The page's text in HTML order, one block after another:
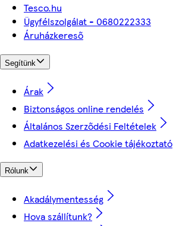
Tesco.hu
Ügyfélszolgálat - 0680222333
Áruházkereső
Segítünk
Árak
Biztonságos online rendelés
Általános Szerződési Feltételek
Adatkezelési és Cookie tájékoztató
Rólunk
Akadálymentesség
Hova szállítunk?